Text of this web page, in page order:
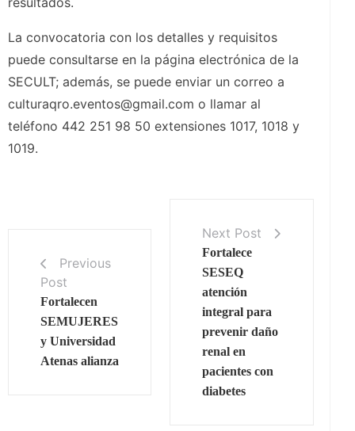
La convocatoria con los detalles y requisitos
puede consultarse en la página electrónica de la
SECULT; además, se puede enviar un correo a
culturaqro.eventos@gmail.com o llamar al
teléfono 442 251 98 50 extensiones 1017, 1018 y
1019.
Previous
Post
Fortalecen
SEMUJERES
y Universidad
Atenas alianza
Next Post
Fortalece
SESEQ
atención
integral para
prevenir daño
renal en
pacientes con
diabetes